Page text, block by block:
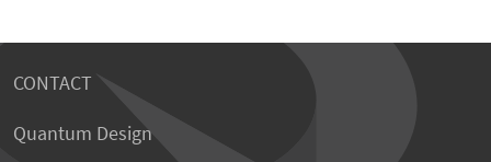
CONTACT
Quantum Design